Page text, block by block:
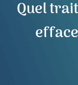
Quel